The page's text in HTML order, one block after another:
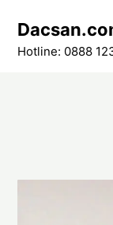
content
Hotline: 0888